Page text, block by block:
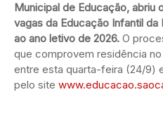
Municipal de Educação, abriu
vagas da Educação Infantil
ao ano letivo de 2026. O
que comprovem residência
entre esta quarta-feira (24/9)
pelo site